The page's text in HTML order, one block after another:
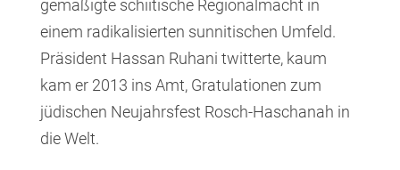
gemäßigte schiitische Regionalmacht in
einem radikalisierten sunnitischen Umfeld.
Präsident Hassan Ruhani twitterte, kaum
kam er 2013 ins Amt, Gratulationen zum
jüdischen Neujahrsfest Rosch-Haschanah in
die Welt.